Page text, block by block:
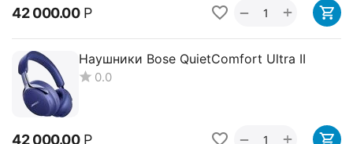
42 000.00 Р +
−
Наушники Bose QuietComfort Ultra II
0.0
42 000.00 Р +
−